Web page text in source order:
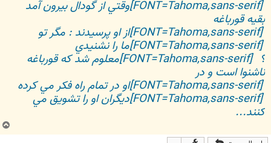
[FONT=Tahoma,sans-serif]وقتي از گودال بيرون آمد
بقيه قورباغه
[FONT=Tahoma,sans-serif]از او پرسيدند : مگر تو
[FONT=Tahoma,sans-serif]ما را نشنيدي
؟ [FONT=Tahoma,sans-serif]معلوم شد که قورباغه
ناشنوا است و در
[FONT=Tahoma,sans-serif]او در تمام راه فکر مي کرده
[FONT=Tahoma,sans-serif]ديگران او را تشويق مي
کنند...